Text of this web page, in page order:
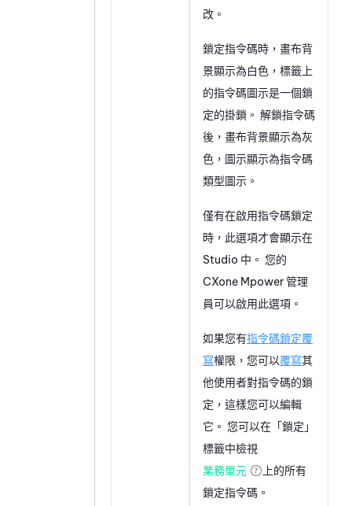
改。
鎖定指令碼時，畫布背
景顯示為白色，標籤上
的指令碼圖示是一個鎖
定的掛鎖。 解鎖指令碼
後，畫布背景顯示為灰
色，圖示顯示為指令碼
類型圖示。
僅有在啟用指令碼鎖定
時，此選項才會顯示在
Studio 中。 您的
CXone Mpower管理
員可以啟用此選項。
如果您有指令碼鎖定覆
寫權限，您可以覆寫其
他使用者對指令碼的鎖
定，這樣您可以編輯
它。 您可以在「鎖定」
標籤中檢視
業務單元
上的所有
鎖定指令碼。